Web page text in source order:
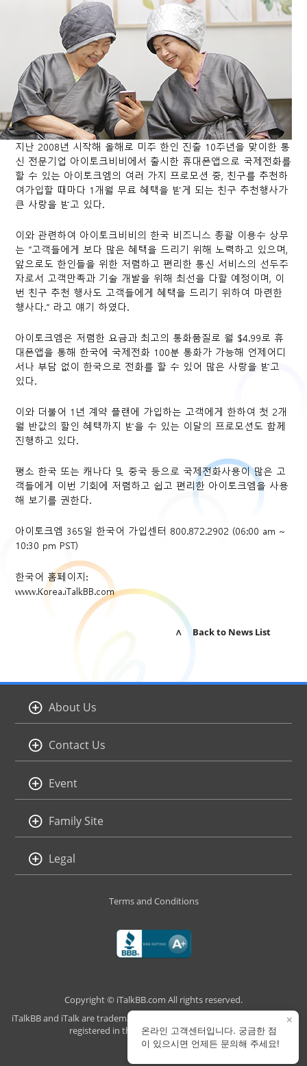
지난 2008년 시작해 올해로 미주 한인 진출 10주년을 맞이한 통
신 전문기업 아이토크비비에서 출시한 휴대폰앱으로 국제전화를
할 수 있는 아이토크엠의 여러 가지 프로모션 중, 친구를 추천하
여가입할 때마다 1개월 무료 혜택을 받게 되는 친구 추천행사가
큰 사랑을 받고 있다.
이와 관련하여 아이토크비비의 한국 비즈니스 총괄 이용수 상무
는 “고객들에게 보다 많은 혜택을 드리기 위해 노력하고 있으며,
앞으로도 한인들을 위한 저렴하고 편리한 통신 서비스의 선두주
자로서 고객만족과 기술 개발을 위해 최선을 다할 예정이며, 이
번 친구 추천 행사도 고객들에게 혜택을 드리기 위하여 마련한
행사다.” 라고 얘기 하였다.
아이토크엠은 저렴한 요금과 최고의 통화품질로 월 $4.99로 휴
대폰앱을 통해 한국에 국제전화 100분 통화가 가능해 언제어디
서나 부담 없이 한국으로 전화를 할 수 있어 많은 사랑을 받고
있다.
이와 더불어 1년 계약 플랜에 가입하는 고객에게 한하여 첫 2개
월 반값의 할인 혜택까지 받을 수 있는 이달의 프로모션도 함께
진행하고 있다.
평소 한국 또는 캐나다 및 중국 등으로 국제전화사용이 많은 고
객들에게 이번 기회에 저렴하고 쉽고 편리한 아이토크엠을 사용
해 보기를 권한다.
아이토크엠 365일 한국어 가입센터 800.872.2902 (06:00 am ~
10:30 pm PST)
한국어 홈페이지:
www.Korea.iTalkBB.com
∧ Back to News List
About Us
Contact Us
Event
Family Site
Legal
Terms and Conditions
Copyright © iTalkBB.com All rights reserved.
iTalkBB and iTalk are trademarks of iTalk Global Communications, Inc.,
registered in the U.S. and other countries.
온라인 고객센터입니다. 궁금한 점
이 있으시면 언제든 문의해 주세요!
×